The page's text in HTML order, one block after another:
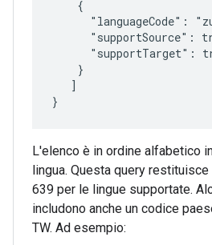
    {
"languageCode":
"supportSource":
"supportTarget":
    }
   ]
L'elenco è in ordine alfabetico
lingua. Questa query
639 per le lingue supportate.
includono anche un codice
TW. Ad esempio: